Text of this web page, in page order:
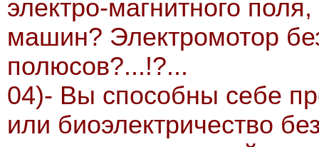
электро-магнитного
машин? Электромотор
полюсов?...!?...
04)- Вы способны себе
или биоэлектричество